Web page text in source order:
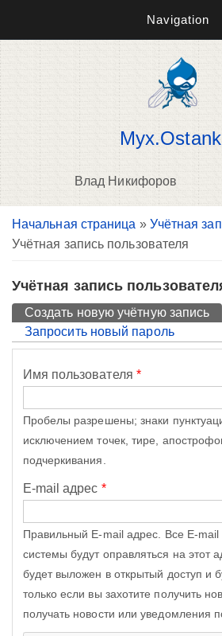
Navigation
Влад Никифоров
Вы здесь
Начальная страница » Учётная
Учётная запись пользователя
Учётная запись
Главные вкладки
Создать новую учётную запись
Запросить новый пароль
Имя пользователя *
Пробелы разрешены; знаки
исключением точек, тире,
подчеркивания.
E-mail адрес *
Правильный E-mail адрес. Все E-
системы будут оправляться на этот
будет выложен в открытый доступ и
только если вы захотите получить
получать новости или уведомления